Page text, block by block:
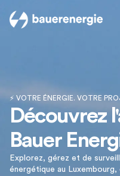
⚡ VOTRE ÉNERGIE. VOTRE
Découvrez
Bauer
Explorez, gérez et de
énergétique au